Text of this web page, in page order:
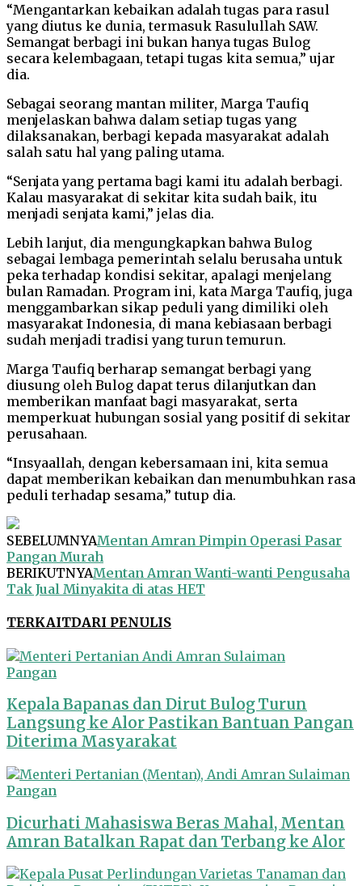
“Mengantarkan kebaikan adalah tugas para rasul
yang diutus ke dunia, termasuk Rasulullah SAW.
Semangat berbagi ini bukan hanya tugas Bulog
secara kelembagaan, tetapi tugas kita semua,” ujar
dia.
Sebagai seorang mantan militer, Marga Taufiq
menjelaskan bahwa dalam setiap tugas yang
dilaksanakan, berbagi kepada masyarakat adalah
salah satu hal yang paling utama.
“Senjata yang pertama bagi kami itu adalah berbagi.
Kalau masyarakat di sekitar kita sudah baik, itu
menjadi senjata kami,” jelas dia.
Lebih lanjut, dia mengungkapkan bahwa Bulog
sebagai lembaga pemerintah selalu berusaha untuk
peka terhadap kondisi sekitar, apalagi menjelang
bulan Ramadan. Program ini, kata Marga Taufiq, juga
menggambarkan sikap peduli yang dimiliki oleh
masyarakat Indonesia, di mana kebiasaan berbagi
sudah menjadi tradisi yang turun temurun.
Marga Taufiq berharap semangat berbagi yang
diusung oleh Bulog dapat terus dilanjutkan dan
memberikan manfaat bagi masyarakat, serta
memperkuat hubungan sosial yang positif di sekitar
perusahaan.
“Insyaallah, dengan kebersamaan ini, kita semua
dapat memberikan kebaikan dan menumbuhkan rasa
peduli terhadap sesama,” tutup dia.
SEBELUMNYAMentan Amran Pimpin Operasi Pasar
Pangan Murah
BERIKUTNYAMentan Amran Wanti-wanti Pengusaha
Tak Jual Minyakita di atas HET
TERKAITDARI PENULIS
Pangan
Kepala Bapanas dan Dirut Bulog Turun
Langsung ke Alor Pastikan Bantuan Pangan
Diterima Masyarakat
Pangan
Dicurhati Mahasiswa Beras Mahal, Mentan
Amran Batalkan Rapat dan Terbang ke Alor